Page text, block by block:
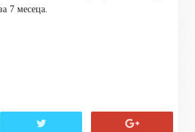
7 месеца.